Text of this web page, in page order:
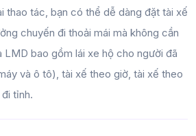
thao tác, bạn có thể dễ dàng đặt tài xế
chuyến đi thoải mái mà không cần
bao gồm lái xe hộ cho người đã
và ô tô), tài xế theo giờ, tài xế theo
tỉnh.